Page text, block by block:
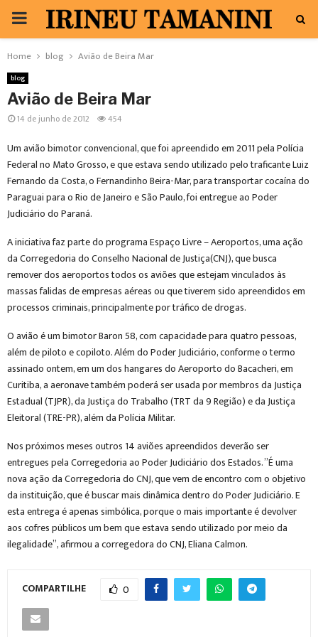
PRIMARY
MENU
Home blog Avião de Beira Mar
blog
Avião de Beira Mar
14 de junho de 2012 454
Um avião bimotor convencional, que foi apreendido em 2011 pela Polícia
Federal no Mato Grosso, e que estava sendo utilizado pelo traficante Luiz
Fernando da Costa, o Fernandinho Beira-Mar, para transportar cocaína do
Paraguai para o Rio de Janeiro e São Paulo, foi entregue ao Poder
Judiciário do Paraná.
A iniciativa faz parte do programa Espaço Livre – Aeroportos, uma ação
da Corregedoria doConselho Nacional de Justiça(CNJ), que busca
remover dos aeroportos todos os aviões que estejam vinculados às
massas falidas de empresas aéreas ou que tiverem sido apreendidos em
processos criminais, principalmente por tráfico de drogas.
O avião é um bimotor Baron 58, com capacidade para quatro pessoas,
além de piloto e copiloto. Além do Poder Judiciário, conforme o termo
assinado ontem, em um dos hangares do Aeroporto do Bacacheri, em
Curitiba, a aeronave também poderá ser usada por membros da Justiça
Estadual (TJPR), da Justiça do Trabalho (TRT da 9 Região) e da Justiça
Eleitoral (TRE-PR), além da Polícia Militar.
Nos próximos meses outros 14 aviões apreendidos deverão ser
entregues pela Corregedoria ao Poder Judiciário dos Estados. ”É uma
nova ação da Corregedoria do CNJ, que vem de encontro com o objetivo
da instituição, que é buscar mais dinâmica dentro do Poder Judiciário. E
esta entrega é apenas simbólica, porque o mais importante é devolver
aos cofres públicos um bem que estava sendo utilizado por meio da
ilegalidade”, afirmou a corregedora do CNJ, Eliana Calmon.
COMPARTILHE 0